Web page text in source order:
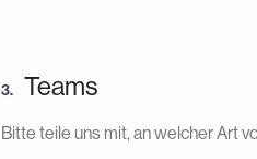
3. Teams
Bitte teile uns mit, an welcher Art